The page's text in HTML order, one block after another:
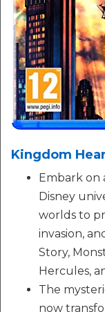
Kingdom
Embark on
Disney
worlds to
invasion,
Story,
Hercules,
The
now